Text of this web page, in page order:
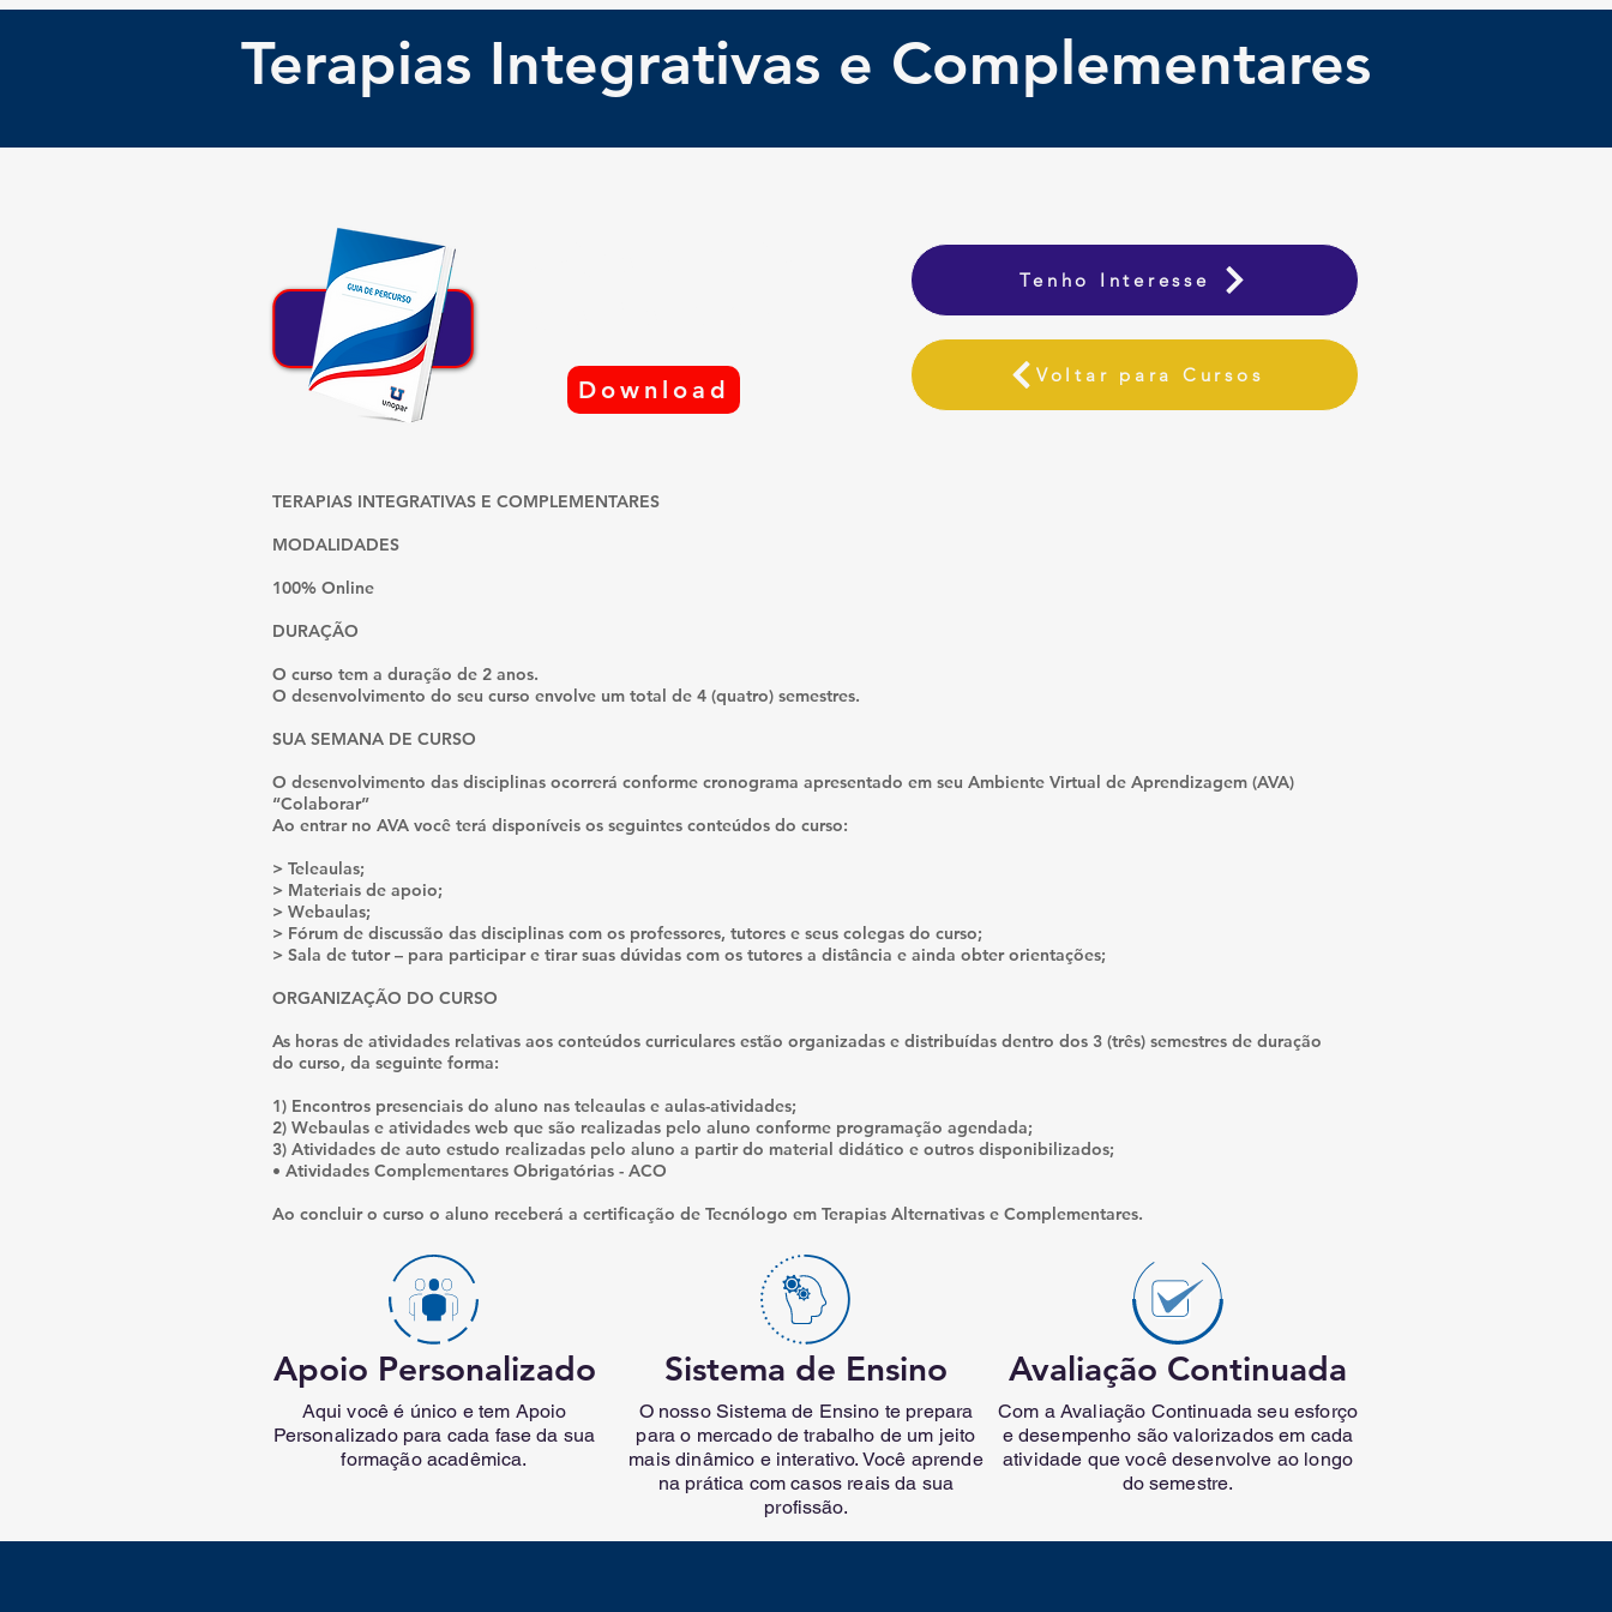
Terapias Integrativas e Complementares
Download
Tenho Interesse
Voltar para Cursos
TERAPIAS INTEGRATIVAS E COMPLEMENTARES
MODALIDADES
100% Online
DURAÇÃO
O curso tem a duração de 2 anos.
O desenvolvimento do seu curso envolve um total de 4 (quatro) semestres.
SUA SEMANA DE CURSO
O desenvolvimento das disciplinas ocorrerá conforme cronograma apresentado em seu Ambiente Virtual de Aprendizagem (AVA)
“Colaborar”
Ao entrar no AVA você terá disponíveis os seguintes conteúdos do curso:
> Teleaulas;
> Materiais de apoio;
> Webaulas;
> Fórum de discussão das disciplinas com os professores, tutores e seus colegas do curso;
> Sala de tutor – para participar e tirar suas dúvidas com os tutores a distância e ainda obter orientações;
ORGANIZAÇÃO DO CURSO
As horas de atividades relativas aos conteúdos curriculares estão organizadas e distribuídas dentro dos 3 (três) semestres de duração
do curso, da seguinte forma:
1) Encontros presenciais do aluno nas teleaulas e aulas-atividades;
2) Webaulas e atividades web que são realizadas pelo aluno conforme programação agendada;
3) Atividades de auto estudo realizadas pelo aluno a partir do material didático e outros disponibilizados;
• Atividades Complementares Obrigatórias - ACO
Ao concluir o curso o aluno receberá a certificação de Tecnólogo em Terapias Alternativas e Complementares.
Apoio Personalizado
Aqui você é único e tem Apoio
Personalizado para cada fase da sua
formação acadêmica.
Sistema de Ensino
O nosso Sistema de Ensino te prepara
para o mercado de trabalho de um jeito
mais dinâmico e interativo. Você aprende
na prática com casos reais da sua
profissão.
Avaliação Continuada
Com a Avaliação Continuada seu esforço
e desempenho são valorizados em cada
atividade que você desenvolve ao longo
do semestre.